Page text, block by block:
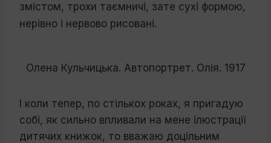
змістом, трохи таємничі, зате сухі формою,
нерівно і нервово рисовані.
Олена Кульчицька. Автопортрет. Олія. 1917
І коли тепер, по стількох роках, я прига­дую
собі, як сильно впливали на мене ілю­страції
дитячих книжок, то вважаю доціль­ним